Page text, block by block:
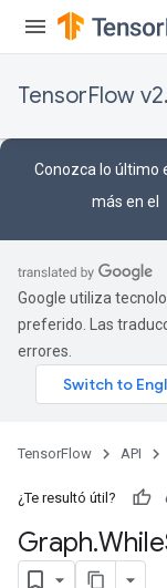
TensorFlow
Conozca lo último
más en el
Google utiliza
preferido. Las
errores.
TensorFlow API
¿Te resultó útil?
Graph.While